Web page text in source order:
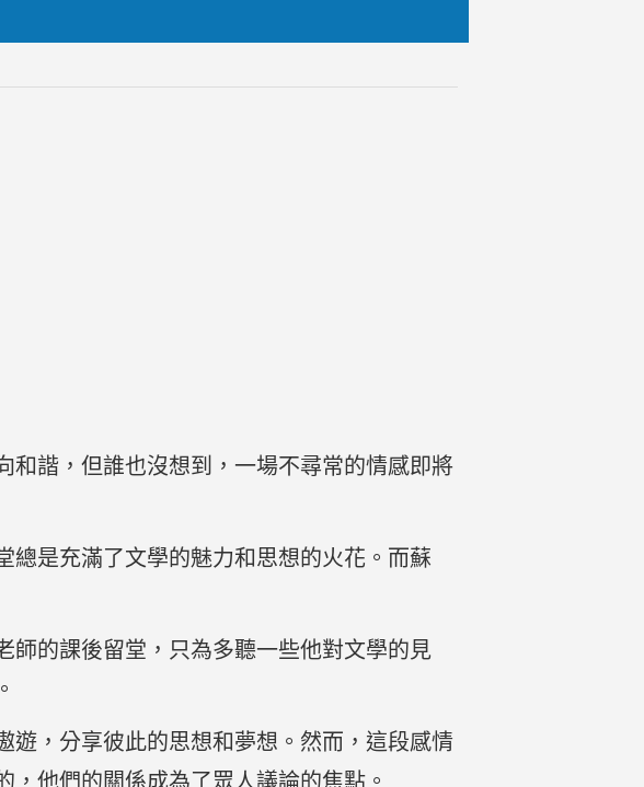
和諧，但誰也沒想到，一場不尋常的情感即將
總是充滿了文學的魅力和思想的火花。而蘇
師的課後留堂，只為多聽一些他對文學的見
遊，分享彼此的思想和夢想。然而，這段感情
他們的關係成為了眾人議論的焦點。